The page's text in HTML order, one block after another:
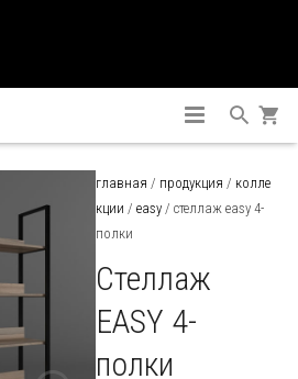
главная / продукция / колле
кции / easy/ стеллаж easy 4-
полки
Стеллаж
EASY 4-
полки